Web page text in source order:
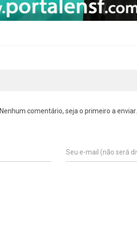
Nenhum comentário, seja o primeiro a enviar.